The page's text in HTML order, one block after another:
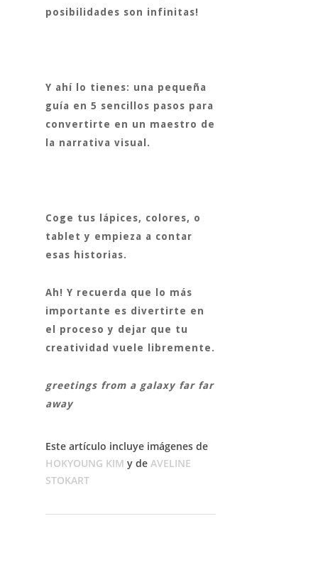
posibilidades son infinitas!
Y ahí lo tienes: una pequeña
guía en 5 sencillos pasos para
convertirte en un maestro de
la narrativa visual.
Coge tus lápices, colores, o
tablet y empieza a contar
esas historias.
Ah! Y recuerda que lo más
importante es divertirte en
el proceso y dejar que tu
creatividad vuele libremente.
greetings from a galaxy far far
away
Este artículo incluye imágenes de
HOKYOUNG KIM y de AVELINE
STOKART